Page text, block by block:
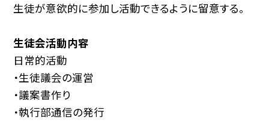
生徒が意欲的に参加し活動できるように留意する。
生徒会活動内容
日常的活動
・生徒議会の運営
・議案書作り
・執行部通信の発行